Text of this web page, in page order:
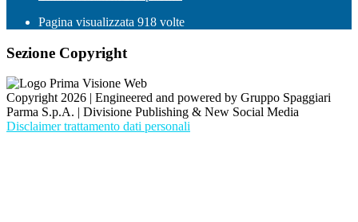
Pagina visualizzata 918 volte
Sezione Copyright
Copyright 2026 | Engineered and powered by Gruppo Spaggiari
Parma S.p.A. | Divisione Publishing & New Social Media
Disclaimer trattamento dati personali